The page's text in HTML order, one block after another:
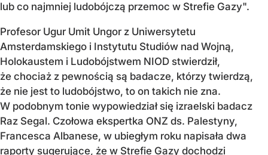
lub co najmniej ludobójczą przemoc w Strefie Gazy".
Profesor Ugur Umit Ungor z Uniwersytetu
Amsterdamskiego i Instytutu Studiów nad Wojną,
Holokaustem i Ludobójstwem NIOD stwierdził,
że chociaż z pewnością są badacze, którzy twierdzą,
że nie jest to ludobójstwo, to on takich nie zna.
W podobnym tonie wypowiedział się izraelski badacz
Raz Segal. Czołowa ekspertka ONZ ds. Palestyny,
Francesca Albanese, w ubiegłym roku napisała dwa
raporty sugerujące, że w Strefie Gazy dochodzi